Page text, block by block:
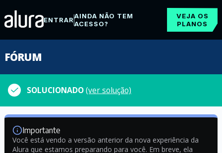
ENTRARAINDA NÃO TEM
ACESSO?
VEJA OS
PLANOS
FÓRUM
SOLUCIONADO(ver solução)
Importante
Você está vendo a versão anterior da nova experiência da
Alura que estamos preparando para você. Em breve, ela